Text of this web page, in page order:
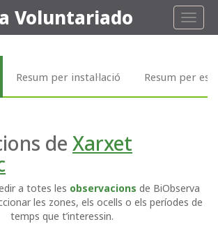
Toggle
Voluntariado
Resum per instal·lació Resum per
de Xarxet
a totes les observacions de BiObserva
les zones, els ocells o els períodes de
temps que t’interessin.